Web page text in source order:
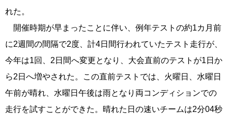
れた。
開催時期が早まったことに伴い、例年テストの約1カ月前
に2週間の間隔で2度、計4日間行われていたテスト走行が、
今年は1回、2日間へ変更となり、大会直前のテストが1日か
ら2日へ増やされた。この直前テストでは、火曜日、水曜日
午前が晴れ、水曜日午後は雨となり両コンディションでの
走行を試すことができた。晴れた日の速いチームは2分04秒